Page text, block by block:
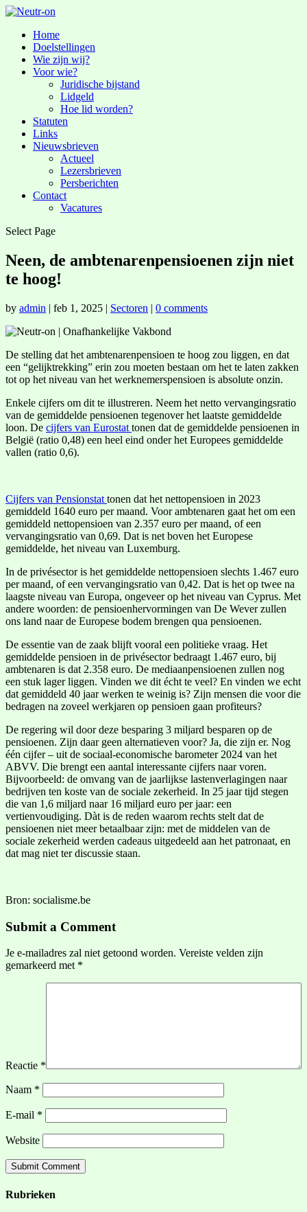
Home
Doelstellingen
Wie zijn wij?
Voor wie?
Juridische bijstand
Lidgeld
Hoe lid worden?
Statuten
Links
Nieuwsbrieven
Actueel
Lezersbrieven
Persberichten
Contact
Vacatures
Select Page
Neen, de ambtenarenpensioenen zijn niet
te hoog!
by admin | feb 1, 2025 | Sectoren | 0 comments
De stelling dat het ambtenarenpensioen te hoog zou liggen, en dat
een “gelijktrekking” erin zou moeten bestaan om het te laten zakken
tot op het niveau van het werknemerspensioen is absolute onzin.
Enkele cijfers om dit te illustreren. Neem het netto vervangingsratio
van de gemiddelde pensioenen tegenover het laatste gemiddelde
loon. De cijfers van Eurostat tonen dat de gemiddelde pensioenen in
België (ratio 0,48) een heel eind onder het Europees gemiddelde
vallen (ratio 0,6).
Cijfers van Pensionstat tonen dat het nettopensioen in 2023
gemiddeld 1640 euro per maand. Voor ambtenaren gaat het om een
gemiddeld nettopensioen van 2.357 euro per maand, of een
vervangingsratio van 0,69. Dat is net boven het Europese
gemiddelde, het niveau van Luxemburg.
In de privésector is het gemiddelde nettopensioen slechts 1.467 euro
per maand, of een vervangingsratio van 0,42. Dat is het op twee na
laagste niveau van Europa, ongeveer op het niveau van Cyprus. Met
andere woorden: de pensioenhervormingen van De Wever zullen
ons land naar de Europese bodem brengen qua pensioenen.
De essentie van de zaak blijft vooral een politieke vraag. Het
gemiddelde pensioen in de privésector bedraagt 1.467 euro, bij
ambtenaren is dat 2.358 euro. De mediaanpensioenen zullen nog
een stuk lager liggen. Vinden we dit écht te veel? En vinden we echt
dat gemiddeld 40 jaar werken te weinig is? Zijn mensen die voor die
bedragen na zoveel werkjaren op pensioen gaan profiteurs?
De regering wil door deze besparing 3 miljard besparen op de
pensioenen. Zijn daar geen alternatieven voor? Ja, die zijn er. Nog
één cijfer – uit de sociaal-economische barometer 2024 van het
ABVV. Die brengt een aantal interessante cijfers naar voren.
Bijvoorbeeld: de omvang van de jaarlijkse lastenverlagingen naar
bedrijven ten koste van de sociale zekerheid. In 25 jaar tijd stegen
die van 1,6 miljard naar 16 miljard euro per jaar: een
vertienvoudiging. Dàt is de reden waarom rechts stelt dat de
pensioenen niet meer betaalbaar zijn: met de middelen van de
sociale zekerheid werden cadeaus uitgedeeld aan het patronaat, en
dat mag niet ter discussie staan.
Bron: socialisme.be
Submit a Comment
Je e-mailadres zal niet getoond worden. Vereiste velden zijn
gemarkeerd met *
Reactie *
Naam *
E-mail *
Website
Rubrieken